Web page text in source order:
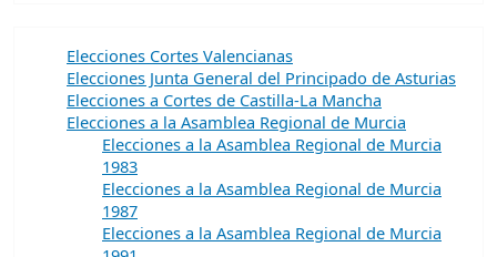
Elecciones Cortes Valencianas
Elecciones Junta General del Principado de Asturias
Elecciones a Cortes de Castilla-La Mancha
Elecciones a la Asamblea Regional de Murcia
Elecciones a la Asamblea Regional de Murcia
1983
Elecciones a la Asamblea Regional de Murcia
1987
Elecciones a la Asamblea Regional de Murcia